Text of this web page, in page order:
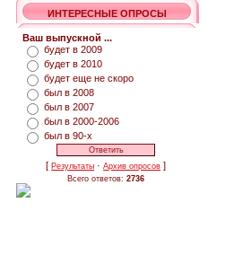
ИНТЕРЕСНЫЕ ОПРОСЫ
Ваш выпускной ...
будет в 2009
будет в 2010
будет еще не скоро
был в 2008
был в 2007
был в 2000-2006
был в 90-х
[Результаты ·Архив опросов ]
Всего ответов:2736